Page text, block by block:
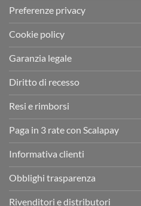
Preferenze privacy
Cookie policy
Garanzia legale
Diritto di recesso
Resi e rimborsi
Paga in 3 rate con Scalapay
Informativa clienti
Obblighi trasparenza
Rivenditori e distributori